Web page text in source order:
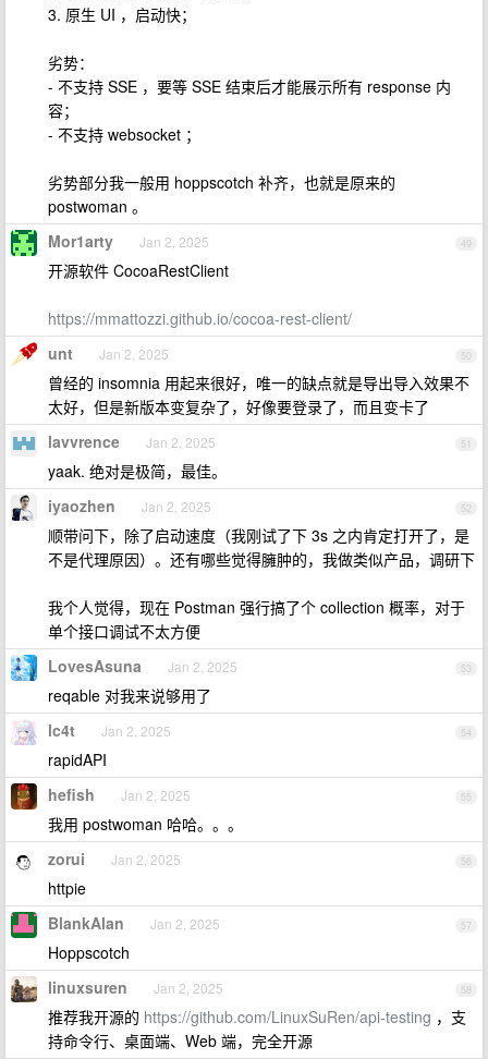
3. 原生 UI ，启动快；
劣势：
- 不支持 SSE ，要等 SSE 结束后才能展示所有 response 内
容；
- 不支持 websocket ；
劣势部分我一般用 hoppscotch 补齐，也就是原来的
postwoman 。
49
Mor1arty Jan 2, 2025
开源软件 CocoaRestClient
https://mmattozzi.github.io/cocoa-rest-client/
50
unt Jan 2, 2025
曾经的 insomnia 用起来很好，唯一的缺点就是导出导入效果不
太好，但是新版本变复杂了，好像要登录了，而且变卡了
51
lavvrence Jan 2, 2025
yaak. 绝对是极简，最佳。
52
iyaozhen Jan 2, 2025
顺带问下，除了启动速度（我刚试了下 3s 之内肯定打开了，是
不是代理原因）。还有哪些觉得臃肿的，我做类似产品，调研下
我个人觉得，现在 Postman 强行搞了个 collection 概率，对于
单个接口调试不太方便
53
LovesAsuna Jan 2, 2025
reqable 对我来说够用了
54
lc4t Jan 2, 2025
rapidAPI
55
hefish Jan 2, 2025
我用 postwoman 哈哈。。。
56
zorui Jan 2, 2025
httpie
57
BlankAlan Jan 2, 2025
Hoppscotch
58
linuxsuren Jan 2, 2025
推荐我开源的 https://github.com/LinuxSuRen/api-testing ，支
持命令行、桌面端、Web 端，完全开源